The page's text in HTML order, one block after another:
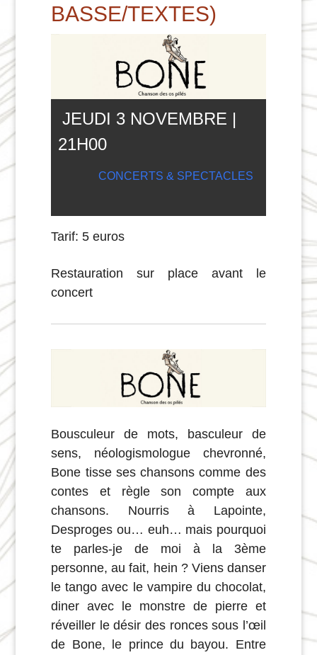
BASSE/TEXTES)
JEUDI 3 NOVEMBRE |
21H00
CONCERTS & SPECTACLES
Tarif: 5 euros
Restauration sur place avant le
concert
Bousculeur de mots, basculeur de
sens, néologismologue chevronné,
Bone tisse ses chansons comme des
contes et règle son compte aux
chansons. Nourris à Lapointe,
Desproges ou… euh… mais pourquoi
te parles-je de moi à la 3ème
personne, au fait, hein ? Viens danser
le tango avec le vampire du chocolat,
diner avec le monstre de pierre et
réveiller le désir des ronces sous l’œil
de Bone, le prince du bayou. Entre